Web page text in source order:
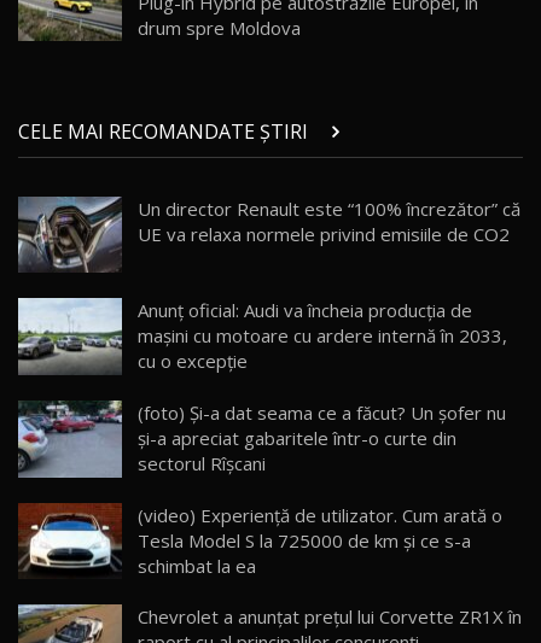
20
Noul ZEEKR 7X / Test Drive AutoBlog.MD
29:08
21
Micul BYD Dolphin Surf / Test Drive
AutoBlog.MD
16:59
22
Noua Mazda 6e / Test Drive AutoBlog.MD
26:59
23
Lynk & Co 01 / Test Drive AutoBlog.MD
25:19
24
ZEEKR 009: Cel mai Performant și Confortabil
Van Electric Testat în Moldova / AutoBlog.MD
26:38
25
mai Exclusiv și Puternic Defender Testat în
Moldova
32:21
26
AutoBlog.MD
10:57
drum spre Moldova
CELE MAI RECOMANDATE ȘTIRI
Un director Renault este “100% încrezător” că
UE va relaxa normele privind emisiile de CO2
Anunţ oficial: Audi va încheia producția de
mașini cu motoare cu ardere internă în 2033,
cu o excepție
(foto) Şi-a dat seama ce a făcut? Un şofer nu
şi-a apreciat gabaritele într-o curte din
sectorul Rîşcani
(video) Experienţă de utilizator. Cum arată o
Tesla Model S la 725000 de km şi ce s-a
schimbat la ea
Chevrolet a anunțat prețul lui Corvette ZR1X în